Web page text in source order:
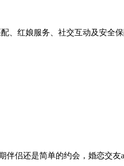
、红娘服务、社交互动及安全
侣还是简单的约会，婚恋交友